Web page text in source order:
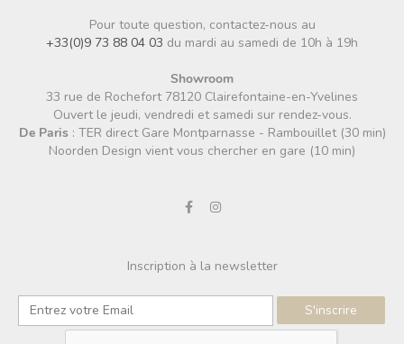
Pour toute question, contactez-nous au
+33(0)9 73 88 04 03 du mardi au samedi de 10h à 19h
Showroom
33 rue de Rochefort 78120 Clairefontaine-en-Yvelines
Ouvert le jeudi, vendredi et samedi sur rendez-vous.
De Paris : TER direct Gare Montparnasse - Rambouillet (30 min)
Noorden Design vient vous chercher en gare (10 min)
Inscription à la newsletter